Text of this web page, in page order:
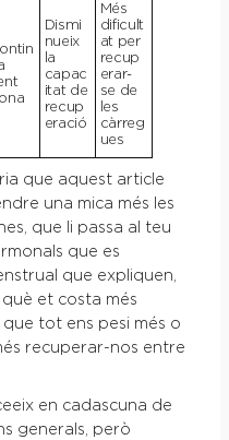
Dismi
nueix
la
capac
itat de
recup
eració
Més
dificult
at per
recup
erar-
se de
les
càrreg
ues
que aquest article
una mica més les
que li passa al teu
que es
que expliquen,
et costa més
tot ens pesi més o
recuperar-nos entre
en cadascuna de
generals, però